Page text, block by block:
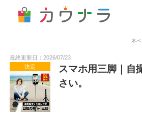
本
最終更新日：2026/07/23
決定
スマホ用三脚｜自
さい。